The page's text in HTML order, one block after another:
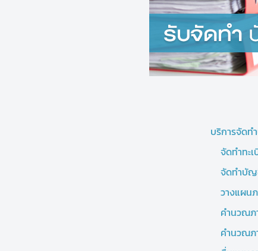
บริการจัดท
จัดทำทะ
จัดทำบั
วางแผน
คำนวณภ
คำนวณภ